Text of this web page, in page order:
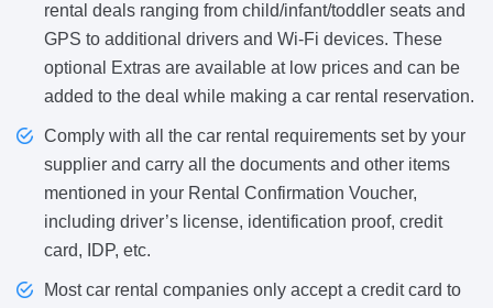
rental deals ranging from child/infant/toddler seats and
GPS to additional drivers and Wi-Fi devices. These
optional Extras are available at low prices and can be
added to the deal while making a car rental reservation.
Comply with all the car rental requirements set by your
supplier and carry all the documents and other items
mentioned in your Rental Confirmation Voucher,
including driver’s license, identification proof, credit
card, IDP, etc.
Most car rental companies only accept a credit card to